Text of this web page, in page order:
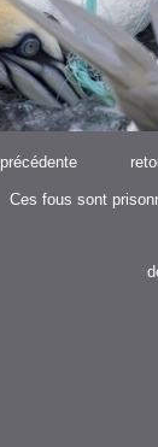
précédente
Ces fous sont